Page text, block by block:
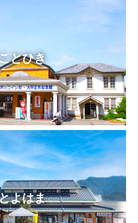
とひき
よはま